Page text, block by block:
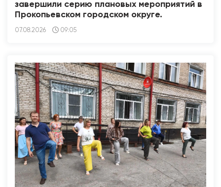
завершили серию плановых мероприятий в
Прокопьевском городском округе.
07.08.2026 09:05